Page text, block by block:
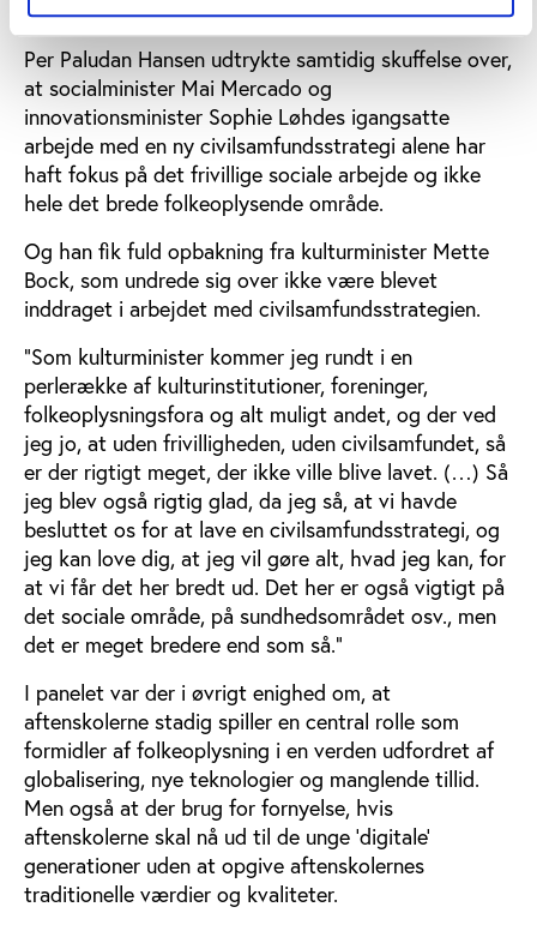
også et nationalt fokus,” lød opfordringen.
Per Paludan Hansen udtrykte samtidig skuffelse over,
at socialminister Mai Mercado og
innovationsminister Sophie Løhdes igangsatte
arbejde med en ny civilsamfundsstrategi alene har
haft fokus på det frivillige sociale arbejde og ikke
hele det brede folkeoplysende område.
Og han fik fuld opbakning fra kulturminister Mette
Bock, som undrede sig over ikke være blevet
inddraget i arbejdet med civilsamfundsstrategien.
”Som kulturminister kommer jeg rundt i en
perlerække af kulturinstitutioner, foreninger,
folkeoplysningsfora og alt muligt andet, og der ved
jeg jo, at uden frivilligheden, uden civilsamfundet, så
er der rigtigt meget, der ikke ville blive lavet. (…) Så
jeg blev også rigtig glad, da jeg så, at vi havde
besluttet os for at lave en civilsamfundsstrategi, og
jeg kan love dig, at jeg vil gøre alt, hvad jeg kan, for
at vi får det her bredt ud. Det her er også vigtigt på
det sociale område, på sundhedsområdet osv., men
det er meget bredere end som så.”
I panelet var der i øvrigt enighed om, at
aftenskolerne stadig spiller en central rolle som
formidler af folkeoplysning i en verden udfordret af
globalisering, nye teknologier og manglende tillid.
Men også at der brug for fornyelse, hvis
aftenskolerne skal nå ud til de unge ’digitale’
generationer uden at opgive aftenskolernes
traditionelle værdier og kvaliteter.